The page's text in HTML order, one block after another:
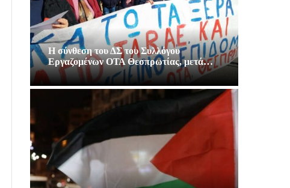
Η σύνθεση του ΔΣ του Συλλόγου
Εργαζομένων ΟΤΑ Θεσπρωτίας, μετά…